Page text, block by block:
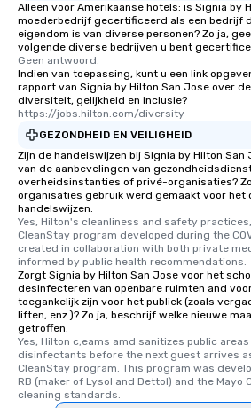
who leads the group on a walking tour,
offering engaging tidbits and
fascinating stories. Several other
interactive experiences are included
along the way exclusively to our tours,
ensuring there is never a dull moment.
Different Types of Cuisine Our
experiences offer the ability to enjoy
several renowned restaurants in one
convenient outing, including ones you
and your guests might not have
discovered otherwise on your own or
at a typical corporate dinner. We offer
a way to try some of the finest spots
in the city and dive into various
cuisines and dishes. All the pre-
selected dishes are curated to our
high standards to ensure they will
delight any palate. Tours Available
from Day to Night With any corporate
group experience, booking flexibility is
key. Whether you desire a tour during
Alleen voor Amerikaanse hotels: is Signia by
moederbedrijf gecertificeerd als een bedrijf
eigendom is van diverse personen? Zo ja,
volgende diverse bedrijven u bent
Geen antwoord.
Indien van toepassing, kunt u een link
rapport van Signia by Hilton San Jose over
diversiteit, gelijkheid en inclusie?
https://jobs.hilton.com/diversity
GEZONDHEID EN VEILIGHEID
Zijn de handelswijzen bij Signia by Hilton
van de aanbevelingen van
overheidsinstanties of privé-organisaties?
organisaties gebruik werd gemaakt voor het
handelswijzen.
Yes, Hilton's cleanliness and safety
CleanStay program developed during the
created in collaboration with both private
informed by public health recommendations.
Zorgt Signia by Hilton San Jose voor het
desinfecteren van openbare ruimten and
toegankelijk zijn voor het publiek (zoals
liften, enz.)? Zo ja, beschrijf welke nieuwe
getroffen.
Yes, Hilton c;eams amd sanitizes public
disinfectants before the next guest arrives
CleanStay program. This program was
RB (maker of Lysol and Dettol) and the Mayo
cleaning standards.